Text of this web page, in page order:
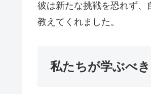
彼は新たな挑戦を恐れず
教えてくれました。
私たちが学ぶべ